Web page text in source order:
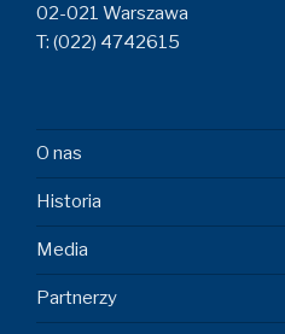
02-021 Warszawa
T: (022) 4742615
O nas
Historia
Media
Partnerzy